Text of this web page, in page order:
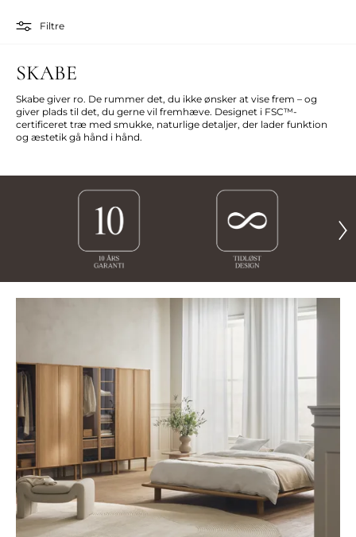
Filtre
SKABE
Skabe giver ro. De rummer det, du ikke ønsker at vise frem – og
giver plads til det, du gerne vil fremhæve. Designet i FSC™-
certificeret træ med smukke, naturlige detaljer, der lader funktion
og æstetik gå hånd i hånd.